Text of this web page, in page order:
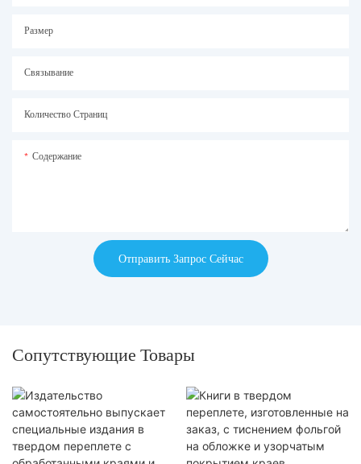
Размер
Связывание
Количество Страниц
Содержание
Отправить Запрос Сейчас
Сопутствующие Товары